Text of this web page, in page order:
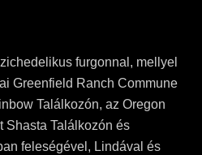
furgonnal, mellyel
Greenfield Ranch Commune
Találkozón, az Oregon
Shasta Találkozón és
feleségével, Lindával és